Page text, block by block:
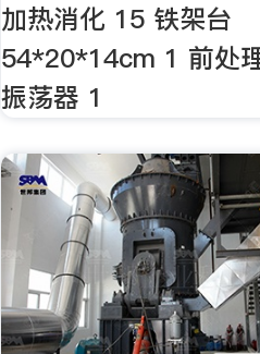
加热消化 15 铁架台
54*20*14cm 1 前处
振荡器 1